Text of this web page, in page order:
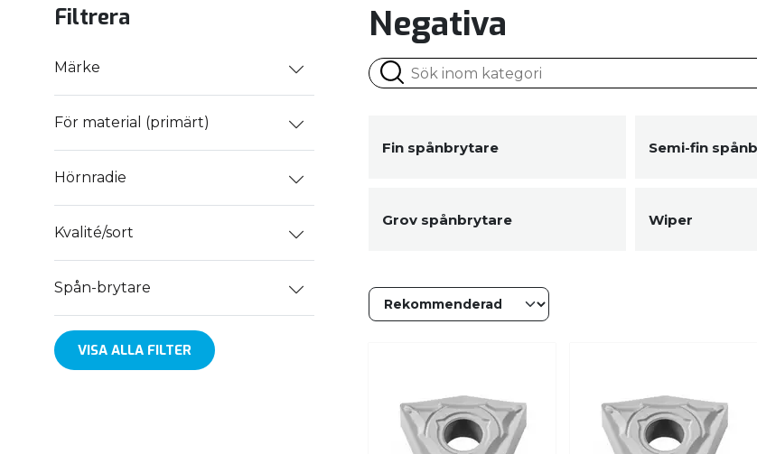
Filtrera
Märke
För material (primärt)
Hörnradie
Kvalité/sort
Spån-brytare
VISA ALLA FILTER
Negativa
Fin spånbrytare Semi-fin
Grov spånbrytare Wiper